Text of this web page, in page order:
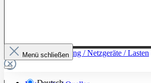
Zur Kategorie: Leistung / Netzgeräte / Lasten
Menü schließen